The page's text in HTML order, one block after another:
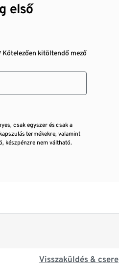
első
Kötelezően kitöltendő mező
csak egyszer és csak a
termékekre, valamint
készpénzre nem váltható.
Visszaküldés & csere